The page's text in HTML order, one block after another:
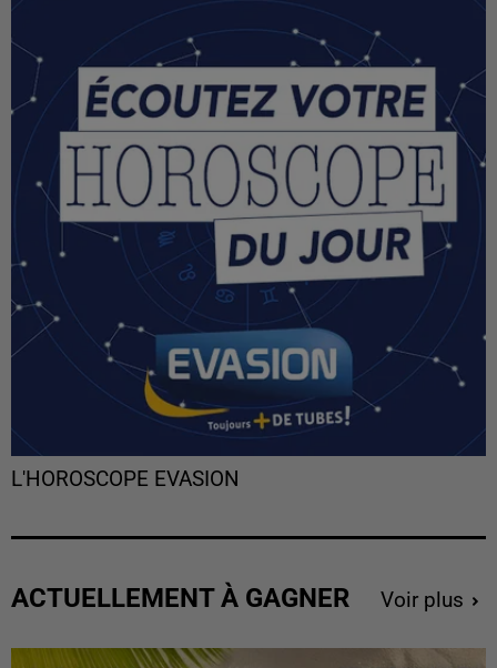
L'HOROSCOPE EVASION
ACTUELLEMENT À GAGNER Voir plus